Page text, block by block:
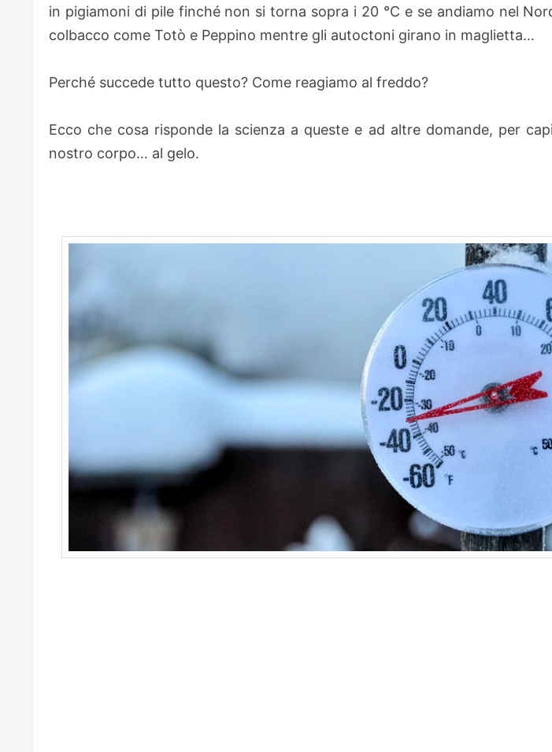
in pigiamoni di pile finché non si torna sopra i 20 °C e se andiamo nel
colbacco come Totò e Peppino mentre gli autoctoni girano in maglietta…
Perché succede tutto questo? Come reagiamo al freddo?
Ecco che cosa risponde la scienza a queste e ad altre domande, per
nostro corpo… al gelo.